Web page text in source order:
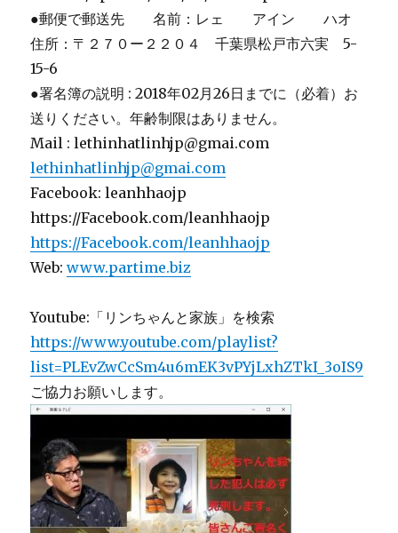
●郵便で郵送先 名前：レェ アイン ハオ
住所：〒２７０ー２２０４ 千葉県松戸市六実 5-
15-6
●署名簿の説明 : 2018年02月26日までに（必着）お
送りください。年齢制限はありません。
Mail : lethinhatlinhjp@gmai.com
lethinhatlinhjp@gmai.com
Facebook: leanhhaojp
https://Facebook.com/leanhhaojp
https://Facebook.com/leanhhaojp
Web:www.partime.biz
Youtube:「リンちゃんと家族」を検索
https://www.youtube.com/playlist?
list=PLEvZwCcSm4u6mEK3vPYjLxhZTkI_3oIS9
ご協力お願いします。